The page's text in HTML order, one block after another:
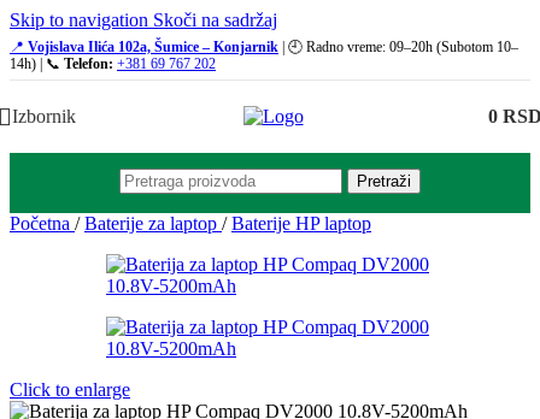
Skip to navigation Skoči na sadržaj
📍 Vojislava Ilića 102a, Šumice – Konjarnik | 🕘 Radno vreme: 09–20h (Subotom 10–
14h) | 📞 Telefon: +381 69 767 202
Izbornik 0
Pretraži
Početna / Baterije za laptop / Baterije HP laptop
Click to enlarge